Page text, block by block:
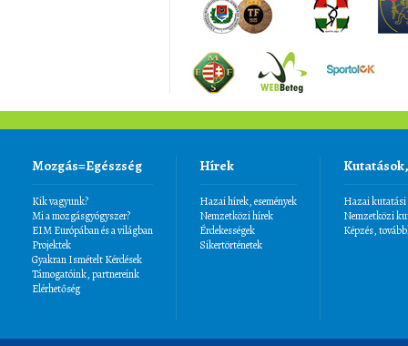
Mozgás=Egészség
Kik vagyunk?
Mi a mozgásgyógyszer?
EIM Európában és a világban
Projektek
Gyakran Ismételt Kérdések
Támogatóink, partnereink
Elérhetőség
Hírek
Hazai hírek, események
Nemzetközi hírek
Érdekességek
Sikertörténetek
Hazai kutatási
Nemzetközi
Képzés,